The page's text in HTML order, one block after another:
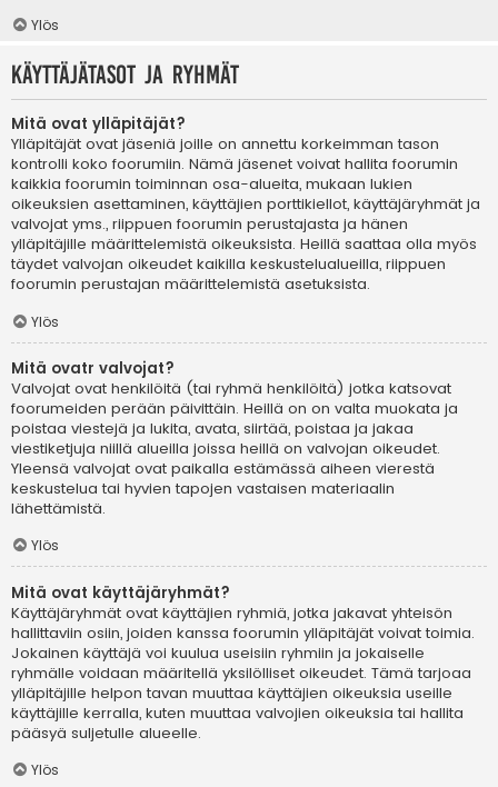
Ylös
Käyttäjätasot ja ryhmät
Mitä ovat ylläpitäjät?
Ylläpitäjät ovat jäseniä joille on annettu korkeimman tason
kontrolli koko foorumiin. Nämä jäsenet voivat hallita foorumin
kaikkia foorumin toiminnan osa-alueita, mukaan lukien
oikeuksien asettaminen, käyttäjien porttikiellot, käyttäjäryhmät ja
valvojat yms., riippuen foorumin perustajasta ja hänen
ylläpitäjille määrittelemistä oikeuksista. Heillä saattaa olla myös
täydet valvojan oikeudet kaikilla keskustelualueilla, riippuen
foorumin perustajan määrittelemistä asetuksista.
Ylös
Mitä ovatr valvojat?
Valvojat ovat henkilöitä (tai ryhmä henkilöitä) jotka katsovat
foorumeiden perään päivittäin. Heillä on on valta muokata ja
poistaa viestejä ja lukita, avata, siirtää, poistaa ja jakaa
viestiketjuja niillä alueilla joissa heillä on valvojan oikeudet.
Yleensä valvojat ovat paikalla estämässä aiheen vierestä
keskustelua tai hyvien tapojen vastaisen materiaalin
lähettämistä.
Ylös
Mitä ovat käyttäjäryhmät?
Käyttäjäryhmät ovat käyttäjien ryhmiä, jotka jakavat yhteisön
hallittaviin osiin, joiden kanssa foorumin ylläpitäjät voivat toimia.
Jokainen käyttäjä voi kuulua useisiin ryhmiin ja jokaiselle
ryhmälle voidaan määritellä yksilölliset oikeudet. Tämä tarjoaa
ylläpitäjille helpon tavan muuttaa käyttäjien oikeuksia useille
käyttäjille kerralla, kuten muuttaa valvojien oikeuksia tai hallita
pääsyä suljetulle alueelle.
Ylös